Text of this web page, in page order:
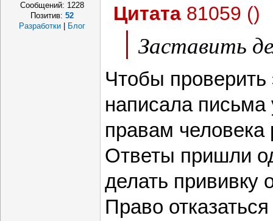
Сообщений: 1228
Позитив: 52
Разработки
Блог
Цитата 81059 ()
Заставить
Чтобы проверить
написала
правам человека
Ответы пришли
делать прививку
Право